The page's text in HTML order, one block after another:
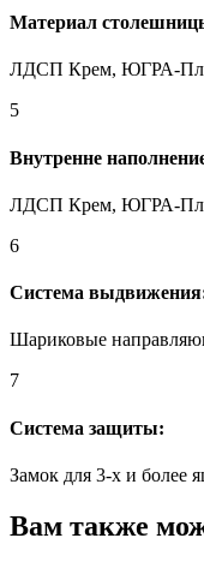
Материал
ЛДСП Крем, ЮГРА-
5
Внутренне
ЛДСП Крем, ЮГРА-
6
Система
Шариковые
7
Система защиты:
Замок для 3-х и более
Вам также